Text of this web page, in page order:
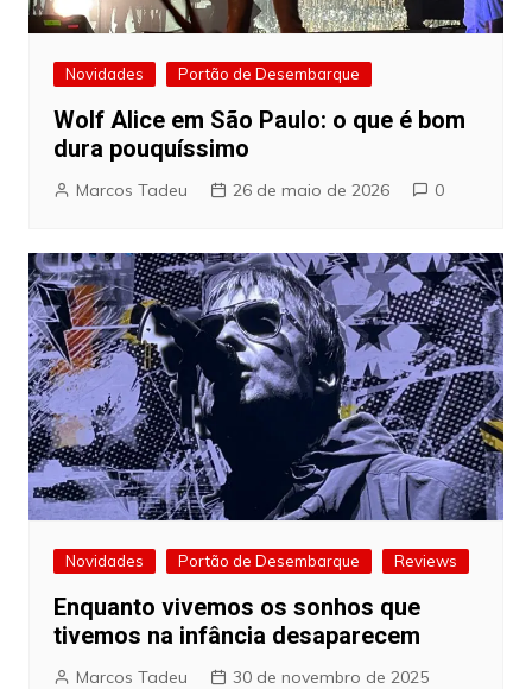
Novidades Portão de Desembarque
Wolf Alice em São Paulo: o que é bom
dura pouquíssimo
Marcos Tadeu 26 de maio de 2026 0
Novidades Portão de Desembarque Reviews
Enquanto vivemos os sonhos que
tivemos na infância desaparecem
Marcos Tadeu
30 de novembro de 2025